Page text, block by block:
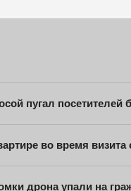
пугал посетителей
во время
дрона упали на